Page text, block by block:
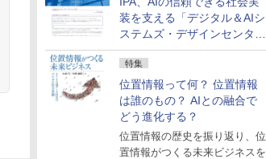
装を支える「デジタル＆AIシ
ステムズ・デザインセンタ
ー」新設
特集
位置情報って何？ 位置情報
は誰のもの？ AIとの融合で
どう進化する？
位置情報の歴史を振り返り、位
置情報がつくる未来ビジネスを